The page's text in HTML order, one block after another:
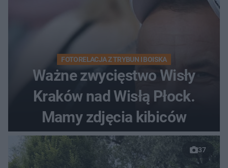
FOTORELACJA Z TRYBUN I BOISKA
Ważne zwycięstwo Wisły
Kraków nad Wisłą Płock.
Mamy zdjęcia kibiców
37